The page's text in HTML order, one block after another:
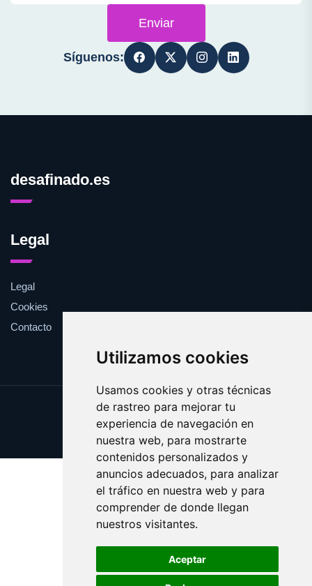
Utilizamos cookies
Usamos cookies y otras técnicas
de rastreo para mejorar tu
experiencia de navegación en
nuestra web, para mostrarte
contenidos personalizados y
anuncios adecuados, para analizar
el tráfico en nuestra web y para
comprender de donde llegan
nuestros visitantes.
Aceptar
Enviar
Síguenos:
desafinado.es
Legal
Legal
Cookies
Contacto
Update cookies preferences
Copyright © 2025 desafinado.es